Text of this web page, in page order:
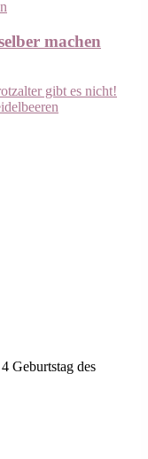
machen
gibt es nicht!
Geburtstag des